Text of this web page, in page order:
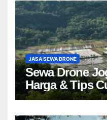
JASA SEWA DRONE
Sewa Drone
Harga & Tips